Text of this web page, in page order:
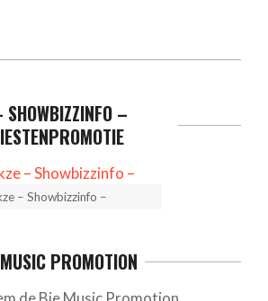
SHOWBIZZINFO –
– Showbizzinfo –
PROMOTION